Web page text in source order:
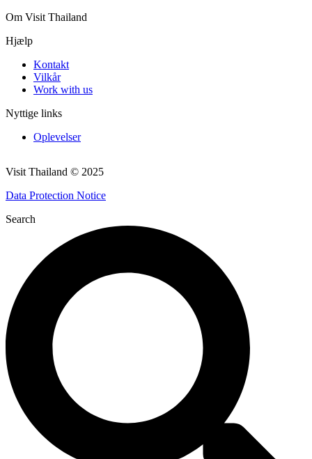
Om Visit Thailand
Hjælp
Kontakt
Vilkår
Work with us
Nyttige links
Oplevelser
Visit Thailand © 2025
Data Protection Notice
Search